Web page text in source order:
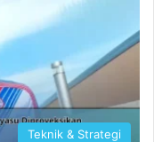
Teknik & Strategi